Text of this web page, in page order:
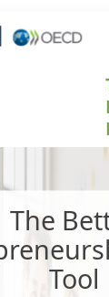
The
Tool